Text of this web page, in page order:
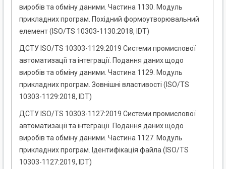
виробів та обміну даними. Частина 1130. Модуль
прикладних програм. Похідний формоутворювальний
елемент (ISO/TS 10303-1130:2018, IDT)
ДСТУ ISO/TS 10303-1129:2019 Системи промислової
автоматизації та інтеграції. Подання даних щодо
виробів та обміну даними. Частина 1129. Модуль
прикладних програм. Зовнішні властивості (ISO/TS
10303-1129:2018, IDT)
ДСТУ ISO/TS 10303-1127:2019 Системи промислової
автоматизації та інтеграції. Подання даних щодо
виробів та обміну даними. Частина 1127. Модуль
прикладних програм. Ідентифікація файла (ISO/TS
10303-1127:2019, IDT)